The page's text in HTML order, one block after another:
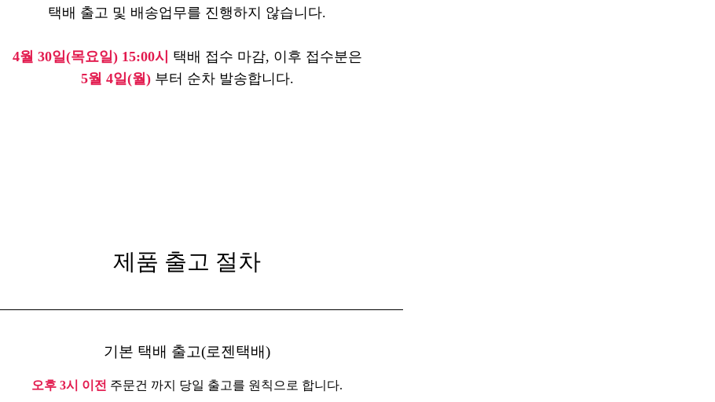
택배 출고 및 배송업무를 진행하지 않습니다.
4월 30일(목요일) 15:00시 택배 접수 마감, 이후 접수분은
5월 4일(월)부터 순차 발송합니다.
제품 출고 절차
기본 택배 출고(로젠택배)
오후 3시 이전 주문건 까지 당일 출고를 원칙으로 합니다.